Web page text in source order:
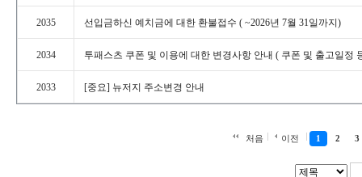
2035 선입금하신예치금에대한환불접수(~2026년7월31일까지)
2034 투패스츠쿠폰및이용에대한변경사항안내(쿠폰및출고일정
2033 [중요]뉴저지주소변경안내
처음 이전 1 2 3